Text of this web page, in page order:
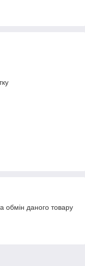
обмін даного товару